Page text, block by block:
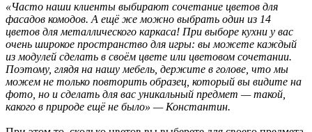
«Часто наши клиенты выбирают сочетание цветов для
фасадов комодов. А ещё же можно выбрать один из 14
цветов для металлического каркаса! При выборе кухни у вас
очень широкое пространство для игры: вы можете каждый
из модулей сделать в своём цвете или цветовом сочетании.
Поэтому, глядя на нашу мебель, держите в голове, что мы
можем не только повторить образец, который вы видите на
фото, но и сделать для вас уникальный предмет — такой,
какого в природе ещё не было» — Константин.